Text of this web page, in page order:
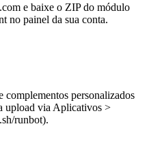
e baixe o ZIP do módulo
no painel da sua conta.
complementos personalizados
upload via Aplicativos >
runbot).